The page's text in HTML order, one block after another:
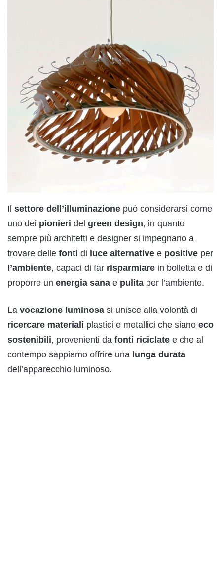
Il settore dell’illuminazione può considerarsi come
uno dei pionieri del green design, in quanto
sempre più architetti e designer si impegnano a
trovare delle fonti di luce alternative e positive per
l’ambiente, capaci di far risparmiare in bolletta e di
proporre un energia sana e pulita per l’ambiente.
La vocazione luminosa si unisce alla volontà di
ricercare materiali plastici e metallici che siano eco
sostenibili, provenienti da fonti riciclate e che al
contempo sappiamo offrire una lunga durata
dell’apparecchio luminoso.